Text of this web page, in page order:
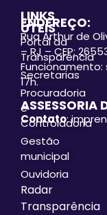
LINKS
ÚTEIS
Portal da
Transparência
Secretarias
Procuradoria
e
Controladoria
Gestão
municipal
Ouvidoria
Radar
Transparência
ENDEREÇO:
Rua Arthur de
– RJ – CEP:
17h.
ASSESSORIA
Contato: